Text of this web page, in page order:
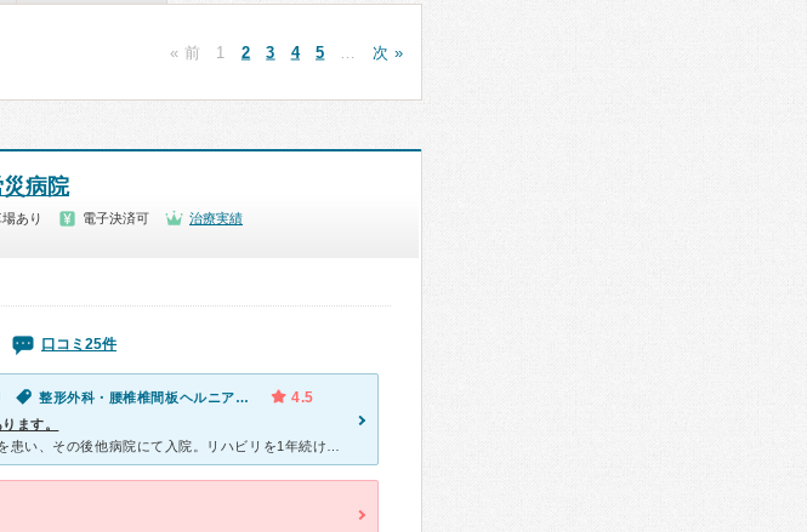
« 前 1 2 3 4 5 次 »
病院
あり 電子決済可
治療実績
口コミ25件
整形外科・腰椎椎間板ヘルニア・腰痛・背中の痛み・手足が痛い（関節を除く）・手足がしびれる 4.5
ます。